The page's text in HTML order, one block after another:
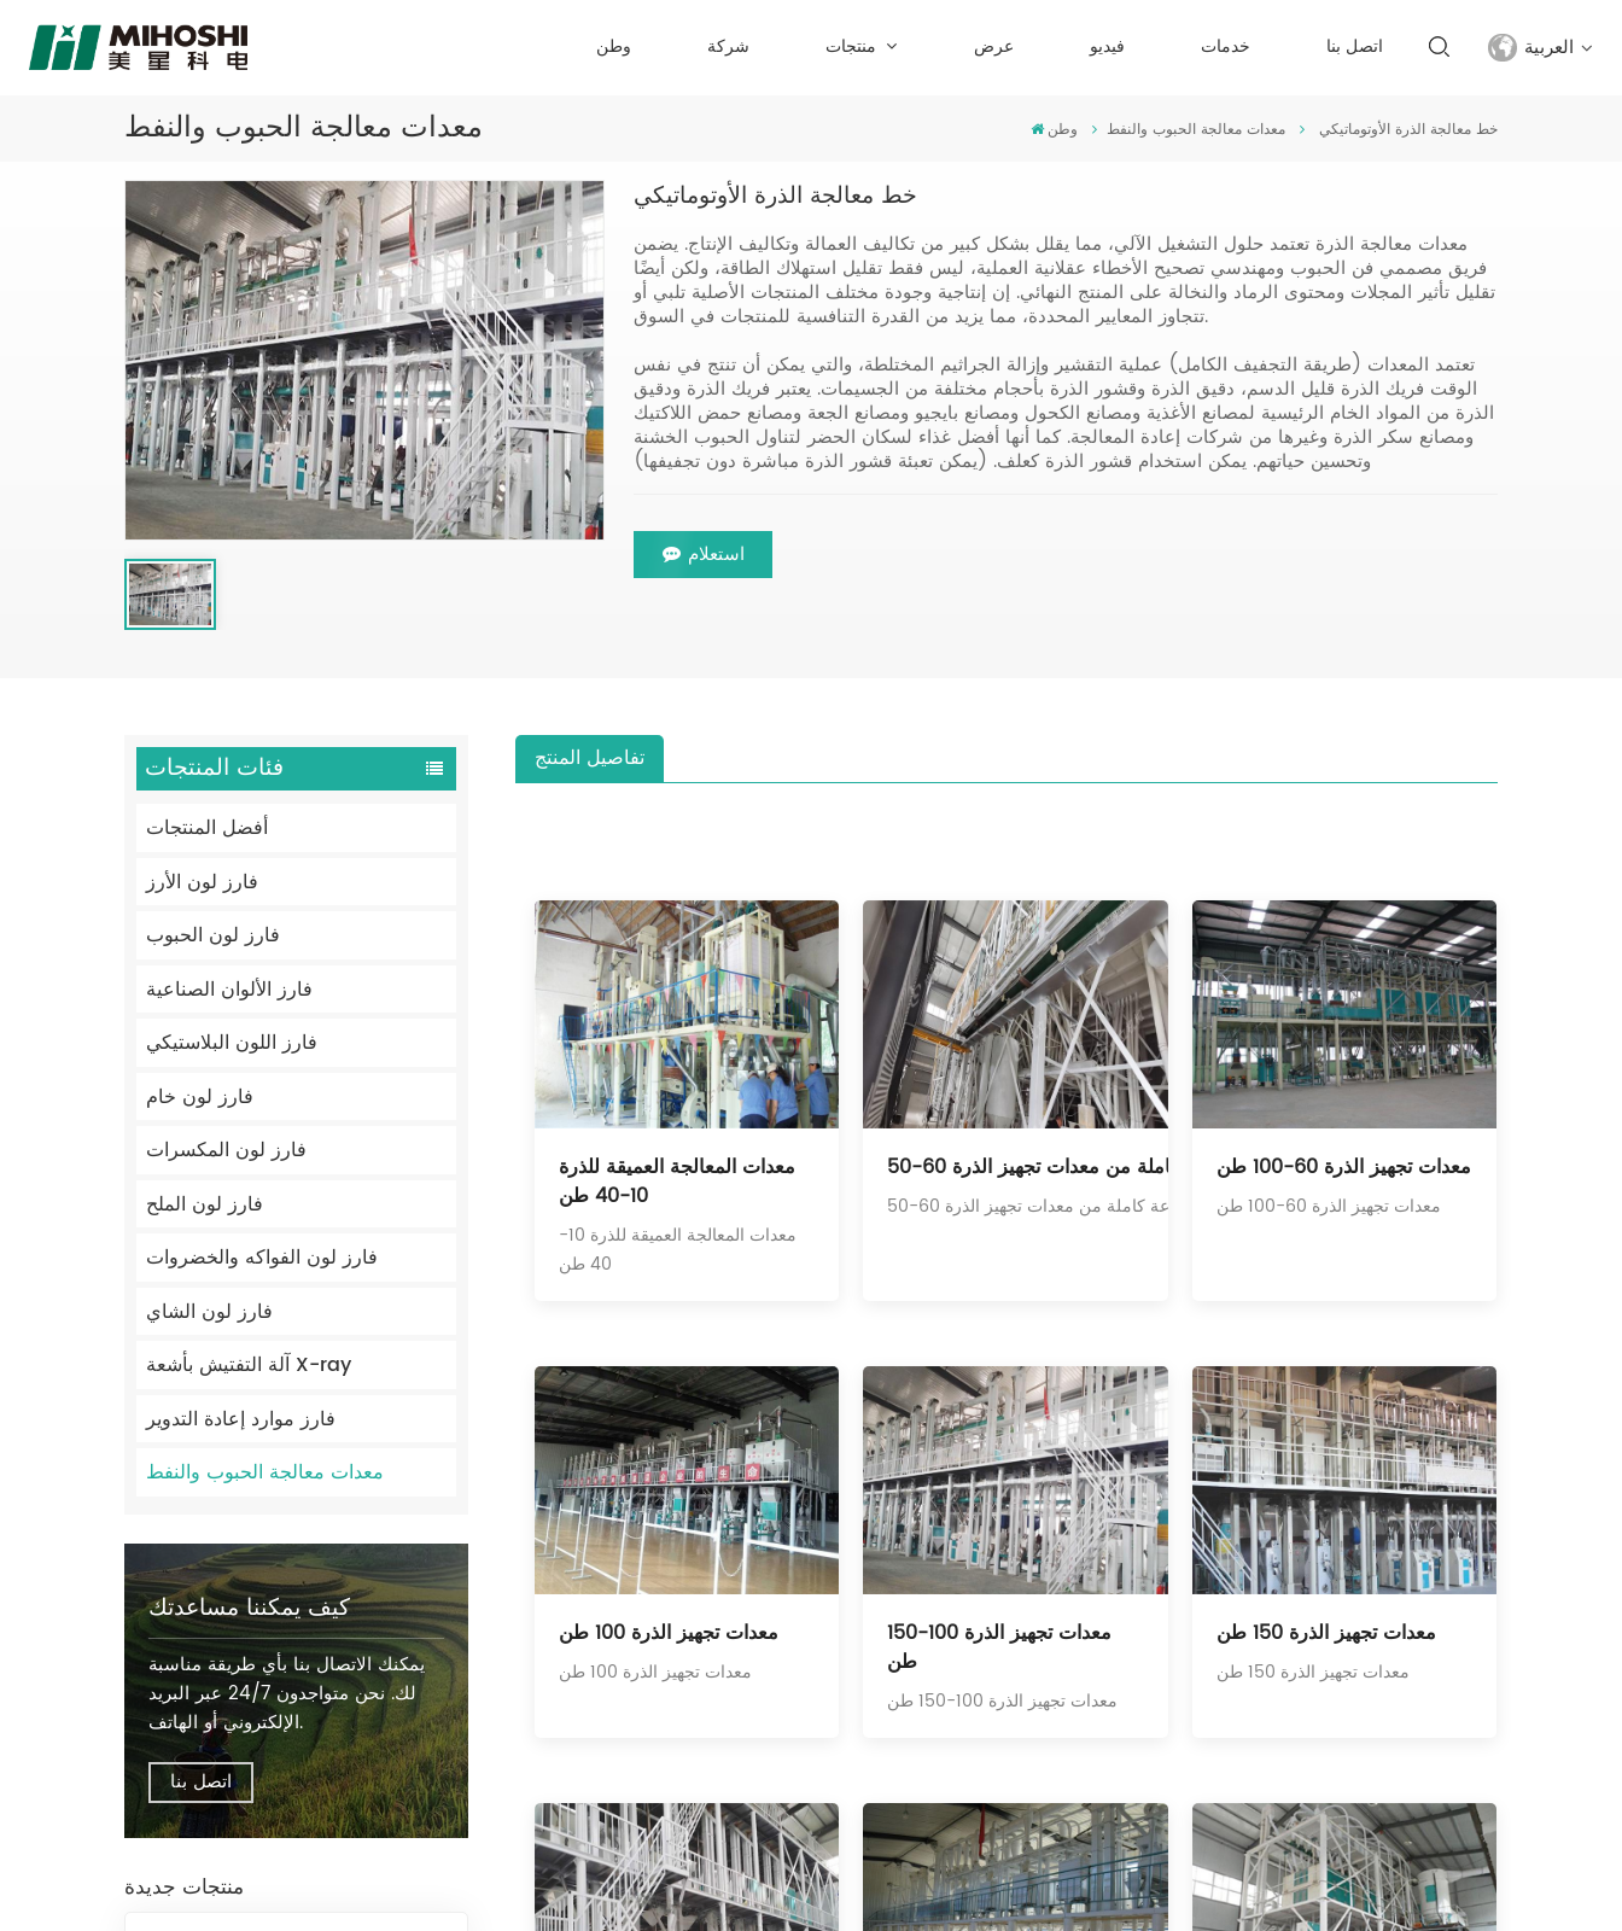
وطن شركة عرض فيديو خدمات اتصل بنا العربية
русский
Türkçe
العربية
معدات معالجة الحبوب والنفط وطن معدات معالجة الحبوب والنفط خط معالجة الذرة الأوتوماتيكي
خط معالجة الذرة الأوتوماتيكي
معدات معالجة الذرة تعتمد حلول التشغيل الآلي، مما يقلل بشكل كبير من تكاليف العمالة وتكاليف الإنتاج. يضمن
فريق مصممي فن الحبوب ومهندسي تصحيح الأخطاء عقلانية العملية، ليس فقط تقليل استهلاك الطاقة، ولكن أيضًا
تقليل تأثير المجلات ومحتوى الرماد والنخالة على المنتج النهائي. إن إنتاجية وجودة مختلف المنتجات الأصلية تلبي أو
تتجاوز المعايير المحددة، مما يزيد من القدرة التنافسية للمنتجات في السوق.
تعتمد المعدات (طريقة التجفيف الكامل) عملية التقشير وإزالة الجراثيم المختلطة، والتي يمكن أن تنتج في نفس
الوقت فريك الذرة قليل الدسم، دقيق الذرة وقشور الذرة بأحجام مختلفة من الجسيمات. يعتبر فريك الذرة ودقيق
الذرة من المواد الخام الرئيسية لمصانع الأغذية ومصانع الكحول ومصانع بايجيو ومصانع الجعة ومصانع حمض اللاكتيك
ومصانع سكر الذرة وغيرها من شركات إعادة المعالجة. كما أنها أفضل غذاء لسكان الحضر لتناول الحبوب الخشنة
وتحسين حياتهم. يمكن استخدام قشور الذرة كعلف. (يمكن تعبئة قشور الذرة مباشرة دون تجفيفها)
استعلام
فئات المنتجات
أفضل المنتجات
فارز لون الأرز
فارز لون الحبوب
فارز الألوان الصناعية
فارز اللون البلاستيكي
فارز لون خام
فارز لون المكسرات
فارز لون الملح
فارز لون الفواكه والخضروات
فارز لون الشاي
آلة التفتيش بأشعة X-ray
فارز موارد إعادة التدوير
معدات معالجة الحبوب والنفط
كيف يمكننا مساعدتك
يمكنك الاتصال بنا بأي طريقة مناسبة
لك. نحن متواجدون 24/7 عبر البريد
الإلكتروني أو الهاتف.
اتصل بنا
منتجات جديدة
تفاصيل المنتج
معدات المعالجة العميقة للذرة
10-40 طن
معدات المعالجة العميقة للذرة 10-
40 طن
50-60 طن مجموعة كاملة من معدات تجهيز الذرة
50-60 طن مجموعة كاملة من معدات تجهيز الذرة
معدات تجهيز الذرة 60-100 طن
معدات تجهيز الذرة 60-100 طن
معدات تجهيز الذرة 100 طن
معدات تجهيز الذرة 100 طن
معدات تجهيز الذرة 100-150
طن
معدات تجهيز الذرة 100-150 طن
معدات تجهيز الذرة 150 طن
معدات تجهيز الذرة 150 طن